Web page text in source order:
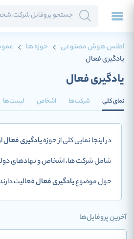
اطلس هوش مصنوعی حوزه ها
یادگیری فعال
یادگیری فعال
نمای کلی شرکت‌ها اشخاص لیست‌ها
در اینجا نمایی کلی از حوزهیادگیری فعال
شامل شرکت ها، اشخاص و نهادهای
حول موضوعیادگیری فعالفعالیت
آخرین پروفایل‌ها